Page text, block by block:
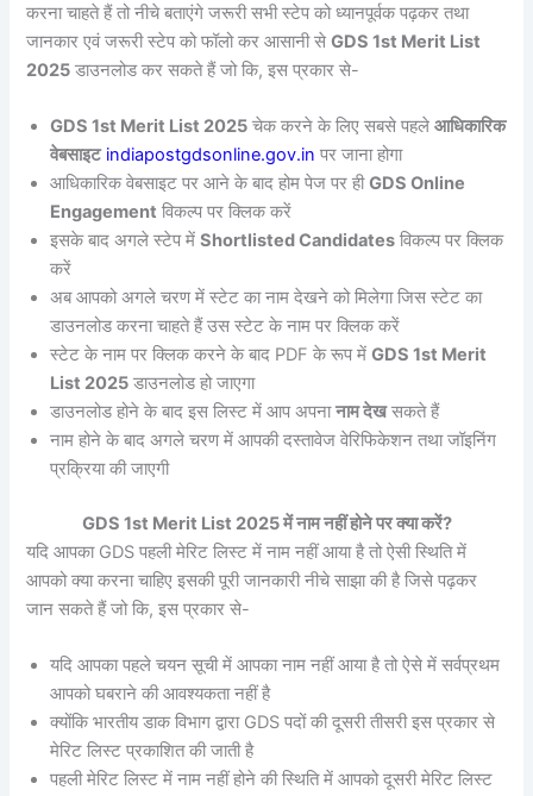
करना चाहते हैं तो नीचे बताएंगे जरूरी सभी स्टेप को ध्यानपूर्वक पढ़कर तथा
जानकार एवं जरूरी स्टेप को फॉलो कर आसानी सेGDS 1st Merit List
2025 डाउनलोड कर सकते हैं जो कि, इस प्रकार से-
GDS 1st Merit List 2025 चेक करने के लिए सबसे पहलेआधिकारिक
वेबसाइट indiapostgdsonline.gov.in पर जाना होगा
आधिकारिक वेबसाइट पर आने के बाद होम पेज पर हीGDS Online
Engagement विकल्प पर क्लिक करें
इसके बाद अगले स्टेप मेंShortlisted Candidates विकल्प पर क्लिक
करें
अब आपको अगले चरण में स्टेट का नाम देखने को मिलेगा जिस स्टेट का
डाउनलोड करना चाहते हैं उस स्टेट के नाम पर क्लिक करें
स्टेट के नाम पर क्लिक करने के बाद PDF के रूप मेंGDS 1st Merit
List 2025 डाउनलोड हो जाएगा
डाउनलोड होने के बाद इस लिस्ट में आप अपनानाम देखसकते हैं
नाम होने के बाद अगले चरण में आपकी दस्तावेज वेरिफिकेशन तथा जॉइनिंग
प्रक्रिया की जाएगी
GDS 1st Merit List 2025 में नाम नहीं होने पर क्या करें?
यदि आपका GDS पहली मेरिट लिस्ट में नाम नहीं आया है तो ऐसी स्थिति में
आपको क्या करना चाहिए इसकी पूरी जानकारी नीचे साझा की है जिसे पढ़कर
जान सकते हैं जो कि, इस प्रकार से-
यदि आपका पहले चयन सूची में आपका नाम नहीं आया है तो ऐसे में सर्वप्रथम
आपको घबराने की आवश्यकता नहीं है
क्योंकि भारतीय डाक विभाग द्वारा GDS पदों की दूसरी तीसरी इस प्रकार से
मेरिट लिस्ट प्रकाशित की जाती है
पहली मेरिट लिस्ट में नाम नहीं होने की स्थिति में आपको दूसरी मेरिट लिस्ट